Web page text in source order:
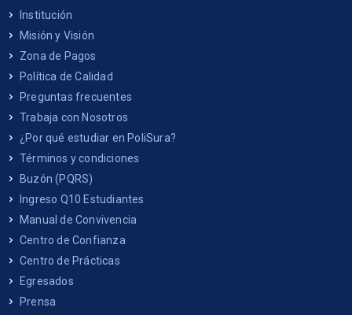
Institución
Misión y Visión
Zona de Pagos
Política de Calidad
Preguntas frecuentes
Trabaja con Nosotros
¿Por qué estudiar en PoliSura?
Términos y condiciones
Buzón (PQRS)
Ingreso Q10 Estudiantes
Manual de Convivencia
Centro de Confianza
Centro de Prácticas
Egresados
Prensa